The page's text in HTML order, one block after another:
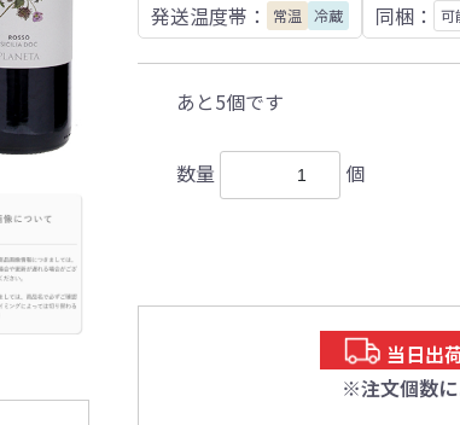
発送温度帯： 常温 冷蔵 同梱： 可
あと5個です
数量 個
当日出
※注文個数に